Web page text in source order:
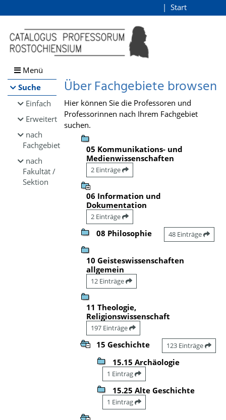
Browsen
direkt zum Inhalt
Start
Menü
Suche
Einfach
Erweitert
nach
Fachgebiet
nach
Fakultät /
Sektion
Über Fachgebiete browsen
Hier können Sie die Professoren und
Professorinnen nach Ihrem Fachgebiet
suchen.
05 Kommunikations- und
Medienwissenschaften
2 Einträge
06 Information und
Dokumentation
2 Einträge
08 Philosophie 48 Einträge
10 Geisteswissenschaften
allgemein
12 Einträge
11 Theologie,
Religionswissenschaft
197 Einträge
15 Geschichte 123 Einträge
15.15 Archäologie
1 Eintrag
15.25 Alte Geschichte
1 Eintrag